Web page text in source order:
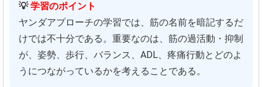
💡学習のポイント
ヤンダアプローチの学習では、筋の名前を暗記するだ
けでは不十分である。重要なのは、筋の過活動・抑制
が、姿勢、歩行、バランス、ADL、疼痛行動とどのよ
うにつながっているかを考えることである。